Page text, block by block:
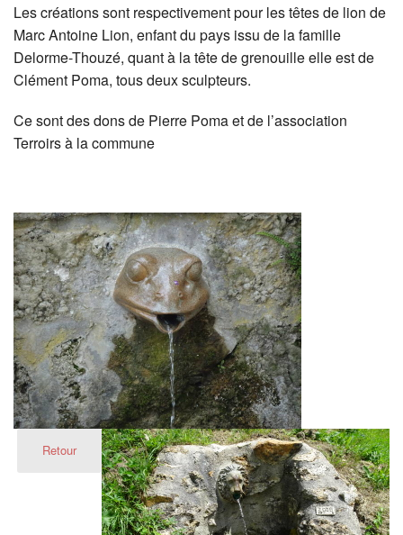
Les créations sont respectivement pour les têtes de lion de
Marc Antoine Lion, enfant du pays issu de la famille
Delorme-Thouzé, quant à la tête de grenouille elle est de
Clément Poma, tous deux sculpteurs.
Ce sont des dons de Pierre Poma et de l’association
Terroirs à la commune
Retour